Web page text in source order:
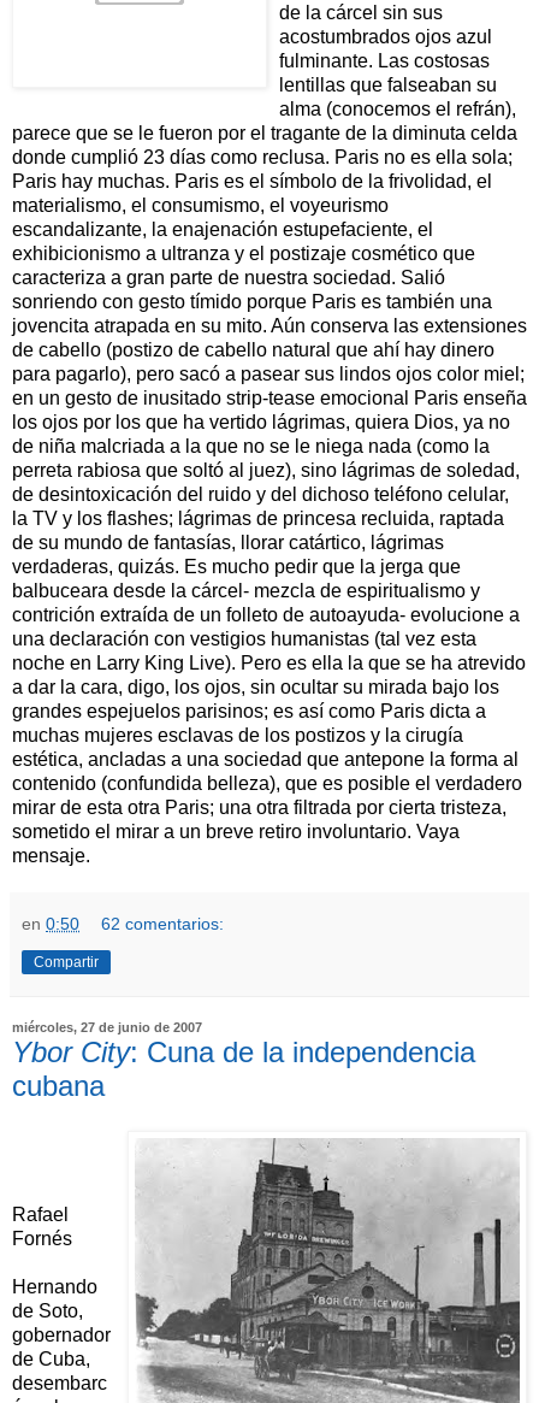
de la cárcel sin sus
acostumbrados ojos azul
fulminante. Las costosas
lentillas que falseaban su
alma (conocemos el refrán),
parece que se le fueron por el tragante de la diminuta celda
donde cumplió 23 días como reclusa. Paris no es ella sola;
Paris hay muchas. Paris es el símbolo de la frivolidad, el
materialismo, el consumismo, el voyeurismo
escandalizante, la enajenación estupefaciente, el
exhibicionismo a ultranza y el postizaje cosmético que
caracteriza a gran parte de nuestra sociedad. Salió
sonriendo con gesto tímido porque Paris es también una
jovencita atrapada en su mito. Aún conserva las extensiones
de cabello (postizo de cabello natural que ahí hay dinero
para pagarlo), pero sacó a pasear sus lindos ojos color miel;
en un gesto de inusitado strip-tease emocional Paris enseña
los ojos por los que ha vertido lágrimas, quiera Dios, ya no
de niña malcriada a la que no se le niega nada (como la
perreta rabiosa que soltó al juez), sino lágrimas de soledad,
de desintoxicación del ruido y del dichoso teléfono celular,
la TV y los flashes; lágrimas de princesa recluida, raptada
de su mundo de fantasías, llorar catártico, lágrimas
verdaderas, quizás. Es mucho pedir que la jerga que
balbuceara desde la cárcel- mezcla de espiritualismo y
contrición extraída de un folleto de autoayuda- evolucione a
una declaración con vestigios humanistas (tal vez esta
noche en Larry King Live). Pero es ella la que se ha atrevido
a dar la cara, digo, los ojos, sin ocultar su mirada bajo los
grandes espejuelos parisinos; es así como Paris dicta a
muchas mujeres esclavas de los postizos y la cirugía
estética, ancladas a una sociedad que antepone la forma al
contenido (confundida belleza), que es posible el verdadero
mirar de esta otra Paris; una otra filtrada por cierta tristeza,
sometido el mirar a un breve retiro involuntario. Vaya
mensaje.
en 0:50 62 comentarios:
Compartir
miércoles, 27 de junio de 2007
Ybor City: Cuna de la independencia
cubana
Rafael
Fornés
Hernando
de Soto,
gobernador
de Cuba,
desembarc